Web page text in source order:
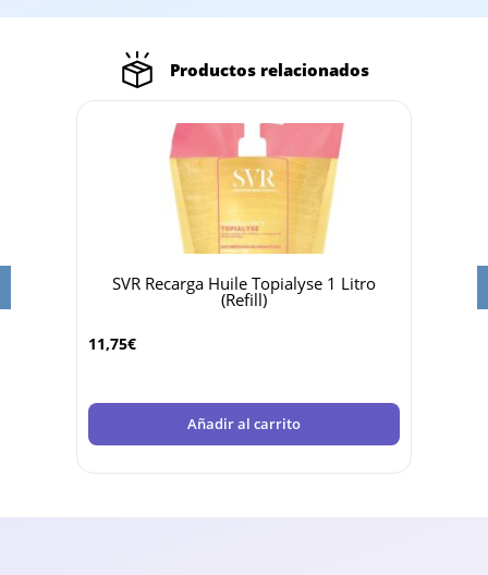
Productos relacionados
SVR Recarga Huile Topialyse 1 Litro
(Refill)
11,75€
Añadir al carrito